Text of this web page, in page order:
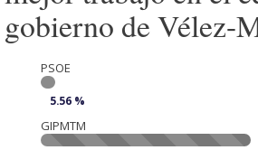
gobierno de Vélez-
PSOE
5.56 %
GIPMTM